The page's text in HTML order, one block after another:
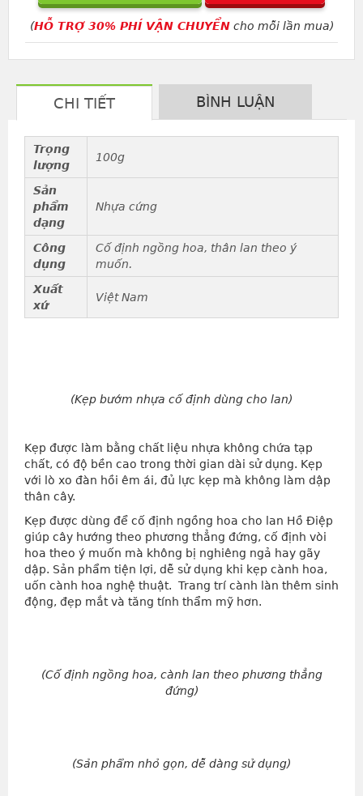
(HỖ TRỢ 30% PHÍ VẬN CHUYỂNcho mỗi lần mua)
CHI TIẾT BÌNH LUẬN
Trọng
lượng
100g
Sản
phẩm
dạng
Nhựa cứng
Công
dụng
Cố định ngồng hoa, thân lan theo ý
muốn.
Xuất
xứ
Việt Nam
(Kẹp bướm nhựa cố định dùng cho lan)
Kẹp được làm bằng chất liệu nhựa không chứa tạp
chất, có độ bền cao trong thời gian dài sử dụng. Kẹp
với lò xo đàn hồi êm ái, đủ lực kẹp mà không làm dập
thân cây.
Kẹp được dùng để cố định ngồng hoa cho lan Hồ Điệp
giúp cây hướng theo phương thẳng đứng, cố định vòi
hoa theo ý muốn mà không bị nghiêng ngả hay gãy
dập. Sản phẩm tiện lợi, dễ sử dụng khi kẹp cành hoa,
uốn cành hoa nghệ thuật. Trang trí cành làn thêm sinh
động, đẹp mắt và tăng tính thẩm mỹ hơn.
(Cố định ngồng hoa, cành lan theo phương thẳng
đứng)
(Sản phẩm nhỏ gọn, dễ dàng sử dụng)